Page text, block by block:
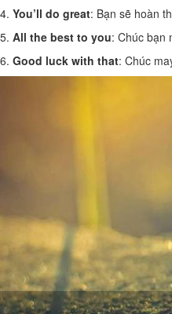
4. You’ll do great: Bạn sẽ hoàn
5. All the best to you: Chúc bạn
6. Good luck with that: Chúc